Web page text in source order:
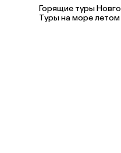
Горящие туры
Туры на море